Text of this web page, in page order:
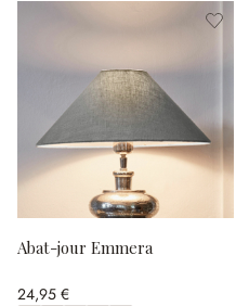
Abat-jour Emmera
24,95 €